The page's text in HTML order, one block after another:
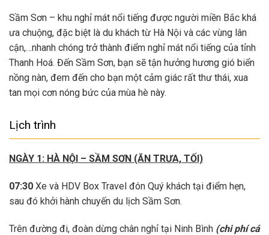
Sầm Sơn – khu nghỉ mát nổi tiếng được người miền Bắc khá
ưa chuộng, đặc biệt là du khách từ Hà Nội và các vùng lân
cận,…nhanh chóng trở thành điểm nghỉ mát nổi tiếng của tỉnh
Thanh Hoá. Đến Sầm Sơn, bạn sẽ tận hưởng hương gió biển
nồng nàn, đem đến cho bạn một cảm giác rất thư thái, xua
tan mọi cơn nóng bức của mùa hè này.
Lịch trình
NGÀY 1: HÀ NỘI – SẦM SƠN (ĂN TRƯA, TỐI)
07:30 Xe và HDV Box Travel đón Quý khách tại điểm hẹn,
sau đó khởi hành chuyến du lịch Sầm Sơn.
Trên đường đi, đoàn dừng chân nghỉ tại Ninh Bình (chi phí cá